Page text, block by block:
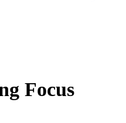
Focus